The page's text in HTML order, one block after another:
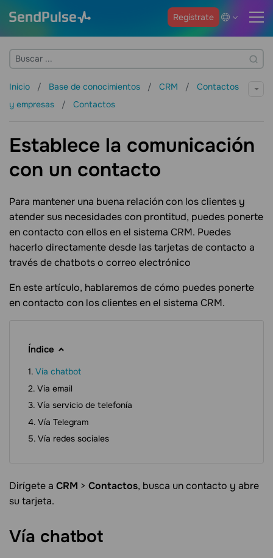
Regístrate
Inicio Base de conocimientos CRM
Contactos
y empresas
Contactos
Establece la comunicación
con un contacto
Para mantener una buena relación con los clientes y
atender sus necesidades con prontitud, puedes ponerte
en contacto con ellos en el sistema CRM. Puedes
hacerlo directamente desde las tarjetas de contacto a
través de chatbots o correo electrónico
En este artículo, hablaremos de cómo puedes ponerte
en contacto con los clientes en el sistema CRM.
Índice
Vía chatbot
Vía email
Vía servicio de telefonía
Vía Telegram
Vía redes sociales
Dirígete a CRM > Contactos, busca un contacto y abre
su tarjeta.
Vía chatbot